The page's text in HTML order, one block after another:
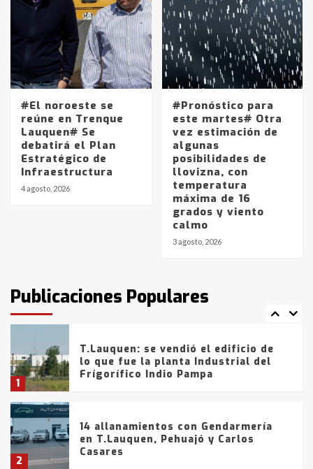
#El noroeste se
reúne en Trenque
Lauquen# Se
debatirá el Plan
Estratégico de
Infraestructura
4 agosto, 2026
#Pronóstico para
este martes# Otra
vez estimación de
algunas
posibilidades de
llovizna, con
temperatura
máxima de 16
grados y viento
calmo
3 agosto, 2026
Publicaciones Populares
4
Accidente en Ruta 5: falleció un
joven de Trenque Lauquen
5
Los precios de los combustibles en
La Pampa, desde YPF hasta Axion
entre 857 a 1338 pesos
La Bolsa de Cereales de Bahía
Blanca anticipa que Agosto vendrá
con lluvias y heladas, en gran parte
fueron detenidos por
comercialización de drogas en la
tarde del sábado
1
T.Lauquen: se vendió el edificio de
lo que fue la planta Industrial del
Frígorífico Indio Pampa
2
14 allanamientos con Gendarmería
en T.Lauquen, Pehuajó y Carlos
Casares